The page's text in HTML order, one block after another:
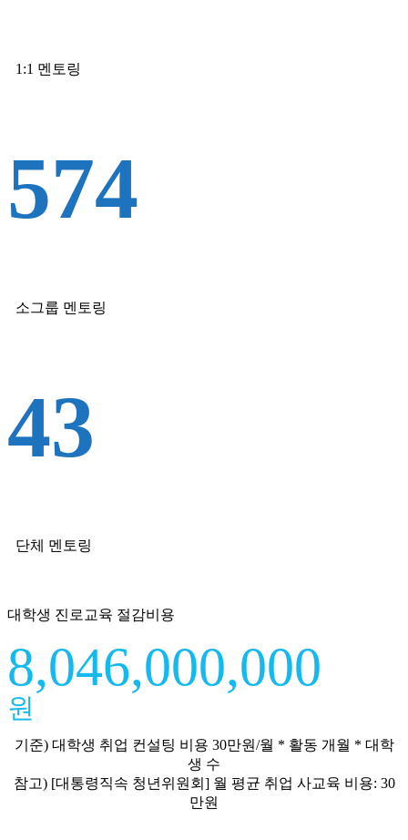
1:1 멘토링
574
소그룹 멘토링
43
단체 멘토링
대학생 진로교육 절감비용
8,046,000,000
원
기준) 대학생 취업 컨설팅 비용 30만원/월 * 활동 개월 * 대학
생 수
참고) [대통령직속 청년위원회] 월 평균 취업 사교육 비용: 30
만원